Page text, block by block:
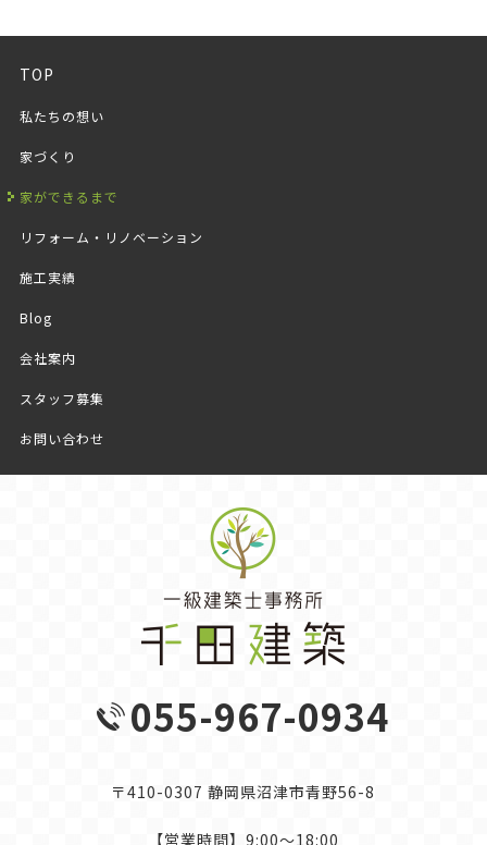
TOP
私たちの想い
家づくり
家ができるまで
リフォーム・リノベーション
施工実績
Blog
会社案内
スタッフ募集
お問い合わせ
055-967-0934
〒410-0307 静岡県沼津市青野56-8
【営業時間】9:00～18:00